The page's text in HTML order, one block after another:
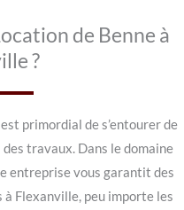
de Benne à
?
primordial de s’entourer de
travaux. Dans le domaine
entreprise vous garantit des
Flexanville, peu importe les